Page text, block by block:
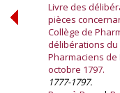
Livre des
pièces
Collège de
délibérations du
Pharmaciens de
octobre 1797.
1777-1797.